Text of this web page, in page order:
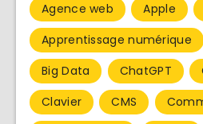
Agence web Apple
Apprentissage numérique
Big Data
ChatGPT
Clavier
CMS